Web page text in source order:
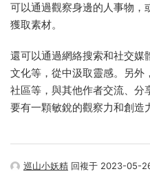
可以通過觀察身邊的人事物，
獲取素材。
還可以通過網絡搜索和社交媒
文化等，從中汲取靈感。另外
社區等，與其他作者交流、分
要有一顆敏銳的觀察力和創造
巡山小妖精 回複于 2023-05-